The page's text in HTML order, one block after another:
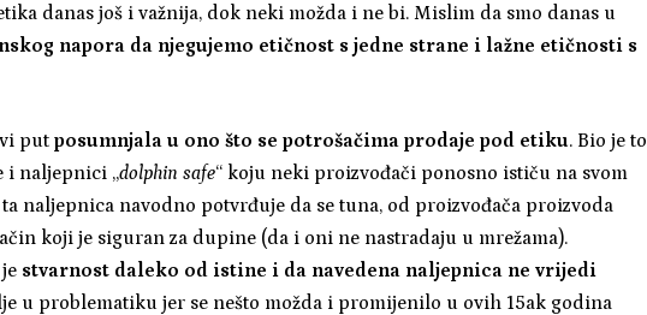
danas još i važnija, dok neki možda i ne bi. Mislim da smo danas u
napora da njegujemo etičnost s jedne strane i lažne etičnosti s
putposumnjala u ono što se potrošačima prodaje pod etiku. Bio je to
i naljepnici „dolphin safe“ koju neki proizvođači ponosno ističu na svom
naljepnica navodno potvrđuje da se tuna, od proizvođača proizvoda
koji je siguran za dupine (da i oni ne nastradaju u mrežama).
stvarnost daleko od istine i da navedena naljepnica ne vrijedi
u problematiku jer se nešto možda i promijenilo u ovih 15ak godina